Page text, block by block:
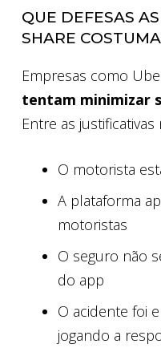
QUE DEFESAS
SHARE
Empresas como
tentam minimizar
Entre as
O motorista
A plataforma
motoristas
O seguro não
do app
O acidente foi
jogando a